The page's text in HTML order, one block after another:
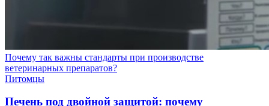
Почему так важны стандарты при производстве
ветеринарных препаратов?
Питомцы
Печень под двойной защитой: почему